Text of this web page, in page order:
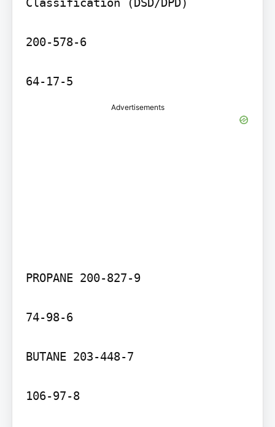
200-578-6
Advertisements
PROPANE 200-827-9
74-98-6
BUTANE 203-448-7
106-97-8